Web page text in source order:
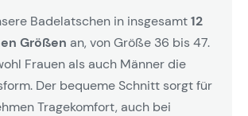
Badelatschen in insgesamt12
Größen an, von Größe 36 bis 47.
Frauen als auch Männer die
Der bequeme Schnitt sorgt für
Tragekomfort, auch bei